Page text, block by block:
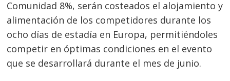
Comunidad 8%, serán costeados el alojamiento y
alimentación de los competidores durante los
ocho días de estadía en Europa, permitiéndoles
competir en óptimas condiciones en el evento
que se desarrollará durante el mes de junio.